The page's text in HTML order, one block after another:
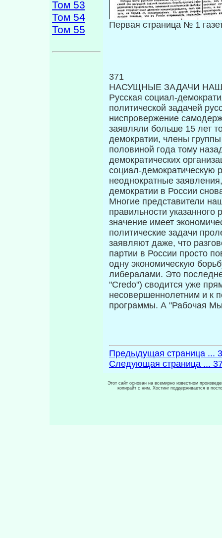
Том 53
Том 54
Том 55
Первая страница № 1
371
НАСУЩНЫЕ ЗАДАЧИ
Русская социал-
политической зада­чей
ниспровержение
заявляли больше 15 лет
демократии, члены
половиной года тому
демократических
социал-демократическую
неоднократные
демократии в России
Многие предста­вители
правильности
значение имеет
политические задачи
заявляют даже, что
партии в России просто
одну экономическую
либералами. Это
"Credo") сводится уже
несовершеннолетним и к
программы. А "Рабочая
Предыдущая страница ...
Следующая страница ...
Этот сайт основан на всемирно известном
копирайт с ним. Хостинг поддерживается в